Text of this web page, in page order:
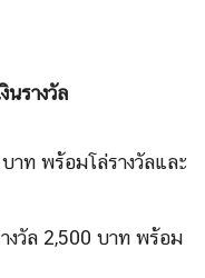
นรางวัล
บาท พร้อมโล่รางวัลและ
งวัล 2,500 บาท พร้อม